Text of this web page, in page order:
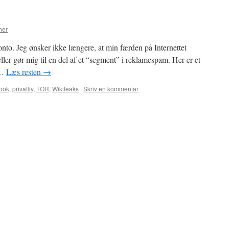
Jeg ønsker ikke længere, at min færden på Internettet
gør mig til en del af et “segment” i reklamespam. Her er et
Læs resten →
, privatliv, TOR, Wikileaks | Skriv en kommentar